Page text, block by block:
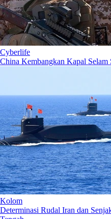
Cyberlife
China Kembangkan Kapal Selam
Kolom
Determinasi Rudal Iran dan